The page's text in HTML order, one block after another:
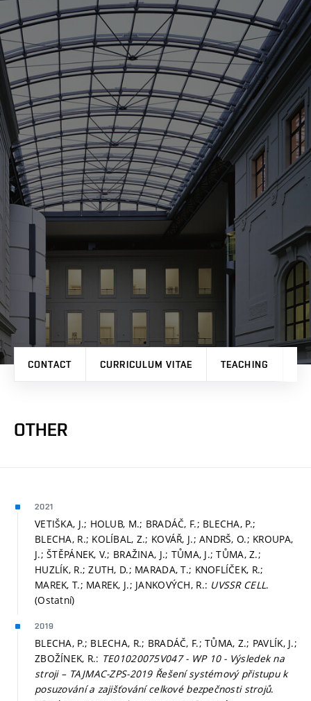
CONTACT CURRICULUM VITAE TEACHING
OTHER
2021
VETIŠKA, J.; HOLUB, M.; BRADÁČ, F.; BLECHA, P.;
BLECHA, R.; KOLÍBAL, Z.; KOVÁŘ, J.; ANDRŠ, O.; KROUPA,
J.; ŠTĚPÁNEK, V.; BRAŽINA, J.; TŮMA, J.; TŮMA, Z.;
HUZLÍK, R.; ZUTH, D.; MARADA, T.; KNOFLÍČEK, R.;
MAREK, T.; MAREK, J.; JANKOVÝCH, R.: UVSSR CELL.
(Ostatní)
2019
BLECHA, P.; BLECHA, R.; BRADÁČ, F.; TŮMA, Z.; PAVLÍK, J.;
ZBOŽÍNEK, R.: TE01020075V047 - WP 10 - Výsledek na
stroji – TAJMAC-ZPS-2019 Řešení systémový přistupu k
posuzování a zajišťování celkové bezpečnosti strojů.